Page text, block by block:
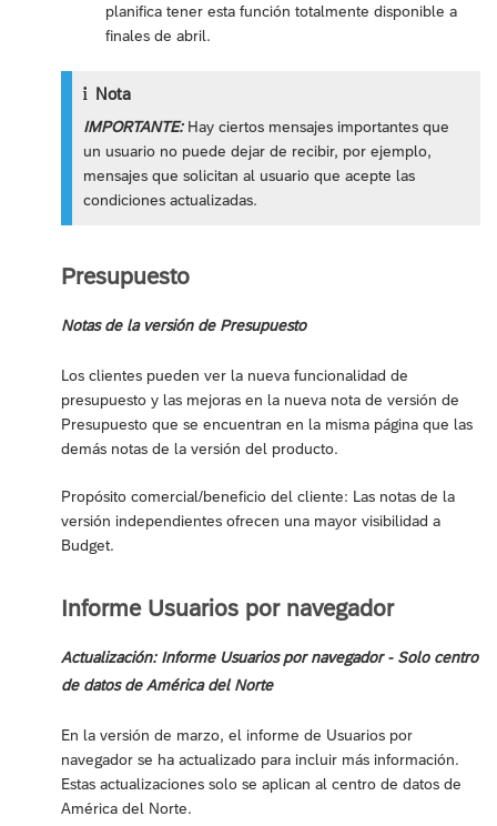
planifica tener esta función totalmente disponible a
finales de abril.
Nota
IMPORTANTE:Hay ciertos mensajes importantes que
un usuario no puede dejar de recibir, por ejemplo,
mensajes que solicitan al usuario que acepte las
condiciones actualizadas.
Presupuesto
Notas de la versión de Presupuesto
Los clientes pueden ver la nueva funcionalidad de
presupuesto y las mejoras en la nueva nota de versión de
Presupuesto que se encuentran en la misma página que las
demás notas de la versión del producto.
Propósito comercial/beneficio del cliente: Las notas de la
versión independientes ofrecen una mayor visibilidad a
Budget.
Informe Usuarios por navegador
Actualización: Informe Usuarios por navegador - Solo centro
de datos de América del Norte
En la versión de marzo, el informe de Usuarios por
navegador se ha actualizado para incluir más información.
Estas actualizaciones solo se aplican al centro de datos de
América del Norte.